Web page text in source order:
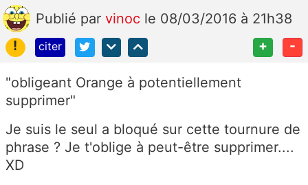
Publié par vinoc le 08/03/2016 à 21h38
!
citer + -
"obligeant Orange à potentiellement
supprimer"
Je suis le seul a bloqué sur cette tournure de
phrase ? Je t'oblige à peut-être supprimer....
XD